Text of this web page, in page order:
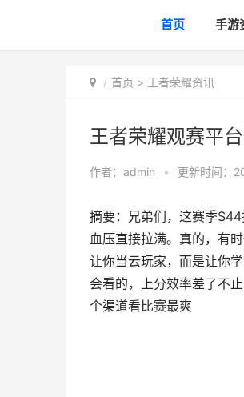
首页 手游
首页 > 王者荣耀资讯
王者荣耀观赛平
作者： admin • 更新时间：
摘要：兄弟们，这赛季
血压直接拉满。真的，有
让你当云玩家，而是让你
会看的，上分效率差了不
个渠道看比赛最爽